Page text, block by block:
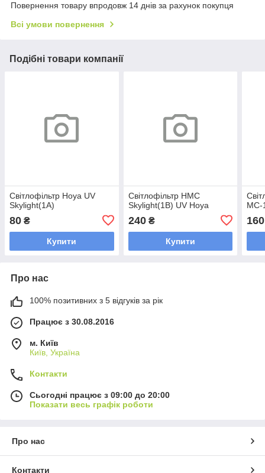
Повернення товару впродовж 14 днів за рахунок покупця
Всі умови повернення
Подібні товари компанії
Світлофільтр Hoya UV
Skylight(1A)
80 ₴
Купити
Світлофільтр HMC
Skylight(1B) UV Hoya
240₴
Купити
MC-
160
Про нас
100% позитивних з 5 відгуків за рік
Працює з 30.08.2016
м. Київ
Київ, Україна
Контакти
Сьогодні працює з 09:00 до 20:00
Показати весь графік роботи
Про нас
Контакти